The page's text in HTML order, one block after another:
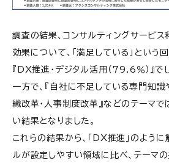
調査の結果、コンサルティングサービ
効果について、「満足している」という
『DX推進・デジタル活用（79.6％）』で
一方で、『自社に不足している専門知識
織改革・人事制度改革』などのテーマ
い結果となりました。
これらの結果から、「DX推進」のよう
ルが設定しやすい領域に比べ、テーマ